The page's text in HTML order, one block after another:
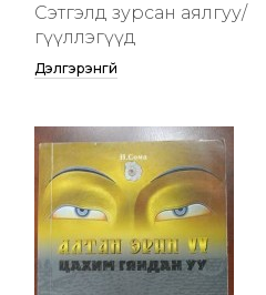
Сэтгэлд зурсан аялгуу/
өгүүллэгүүд
Дэлгэрэнгүй